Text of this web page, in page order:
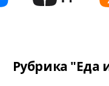
Рубрика "Еда